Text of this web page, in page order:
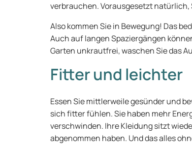
verbrauchen. Vorausgesetzt
Also kommen Sie in Bewegung! Das
Auch auf langen Spaziergängen
Garten unkrautfrei, waschen Sie das
Fitter und leichter
Essen Sie mittlerweile gesünder und
sich fitter fühlen. Sie haben mehr
verschwinden. Ihre Kleidung sitzt
abgenommen haben. Und das alles